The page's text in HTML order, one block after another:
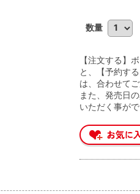
数量
【注文する】
と、【予約す
は、合わせて
また、発売日
いただく事がで